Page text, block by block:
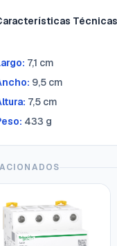
Técnicas
7,1 cm
9,5 cm
7,5 cm
433 g